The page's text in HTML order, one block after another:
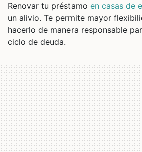
Renovar tu préstamo en casas de
un alivio. Te permite mayor
hacerlo de manera responsable
ciclo de deuda.